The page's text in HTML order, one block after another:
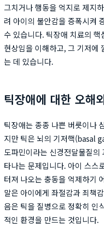
그치거나 행동을 억지로 제지
려 아이의 불안감을 증폭시켜
수 있습니다. 틱장애 치료의
현상임을 이해하고, 그 기저에
는 데 있습니다.
틱장애에 대한 오해
틱장애는 종종 나쁜 버릇이나
지만 틱은 뇌의 기저핵(basal
도파민이라는 신경전달물질
타나는 문제입니다. 아이 스스
터져 나오는 충동을 억제하기
말은 아이에게 좌절감과 죄책
음은 틱을 질병으로 정확히 인
적인 환경을 만드는 것입니다.